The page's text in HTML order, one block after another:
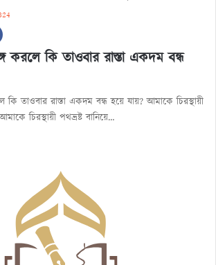
করলে কি তাওবার রাস্তা একদম বন্ধ
কি তাওবার রাস্তা একদম বন্ধ হয়ে যায়? আমাকে চিরস্থায়ী
চিরস্থায়ী পথভ্রষ্ট বানিয়ে…